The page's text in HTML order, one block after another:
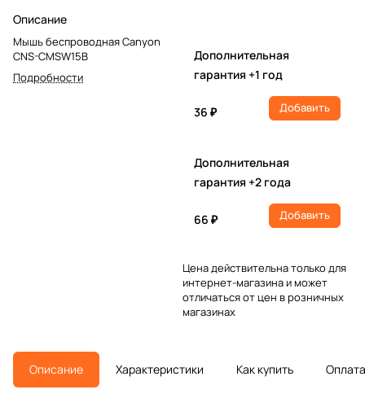
Описание
Мышь беспроводная Canyon
CNS-CMSW15B
Подробности
Дополнительная
гарантия +1 год
36 ₽ Добавить
Дополнительная
гарантия +2 года
66 ₽ Добавить
Цена действительна только для
интернет-магазина и может
отличаться от цен в розничных
магазинах
Описание Характеристики Как купить Оплата